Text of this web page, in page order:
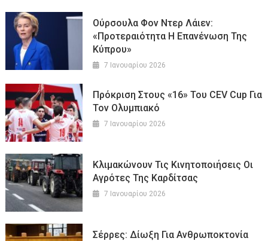
Ούρσουλα Φον Ντερ Λάιεν:
«Προτεραιότητα Η Επανένωση Της
Κύπρου»
7 Ιανουαρίου 2026
Πρόκριση Στους «16» Του CEV Cup Για
Τον Ολυμπιακό
7 Ιανουαρίου 2026
Κλιμακώνουν Τις Κινητοποιήσεις Οι
Αγρότες Της Καρδίτσας
7 Ιανουαρίου 2026
Σέρρες: Δίωξη Για Ανθρωποκτονία